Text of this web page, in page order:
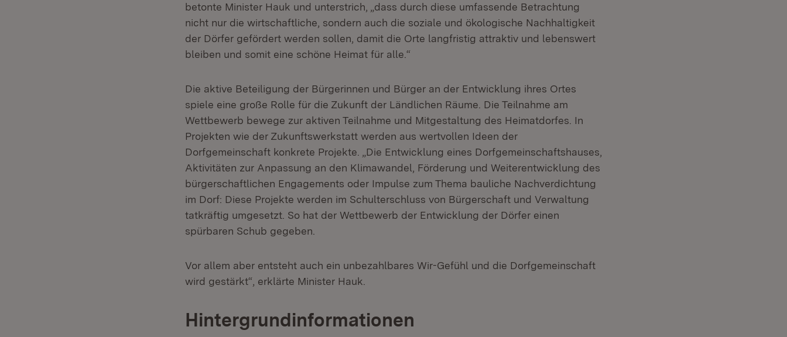
betonte Minister Hauk und unterstrich, „dass durch diese umfassende Betrachtung
nicht nur die wirtschaftliche, sondern auch die soziale und ökologische Nachhaltigkeit
der Dörfer gefördert werden sollen, damit die Orte langfristig attraktiv und lebenswert
bleiben und somit eine schöne Heimat für alle.“
Die aktive Beteiligung der Bürgerinnen und Bürger an der Entwicklung ihres Ortes
spiele eine große Rolle für die Zukunft der Ländlichen Räume. Die Teilnahme am
Wettbewerb bewege zur aktiven Teilnahme und Mitgestaltung des Heimatdorfes. In
Projekten wie der Zukunftswerkstatt werden aus wertvollen Ideen der
Dorfgemeinschaft konkrete Projekte. „Die Entwicklung eines Dorfgemeinschaftshauses,
Aktivitäten zur Anpassung an den Klimawandel, Förderung und Weiterentwicklung des
bürgerschaftlichen Engagements oder Impulse zum Thema bauliche Nachverdichtung
im Dorf: Diese Projekte werden im Schulterschluss von Bürgerschaft und Verwaltung
tatkräftig umgesetzt. So hat der Wettbewerb der Entwicklung der Dörfer einen
spürbaren Schub gegeben.
Vor allem aber entsteht auch ein unbezahlbares Wir-Gefühl und die Dorfgemeinschaft
wird gestärkt“, erklärte Minister Hauk.
Hintergrundinformationen